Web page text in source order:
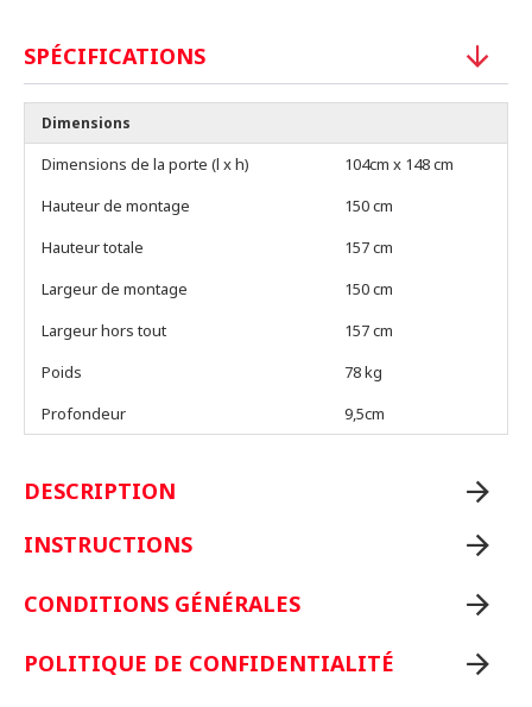
SPÉCIFICATIONS
Dimensions
Dimensions de la porte (l x h)
104cm x 148 cm
Hauteur de montage
150 cm
Hauteur totale
157 cm
Largeur de montage
150 cm
Largeur hors tout
157 cm
Poids
78 kg
Profondeur
9,5cm
DESCRIPTION
INSTRUCTIONS
CONDITIONS GÉNÉRALES
POLITIQUE DE CONFIDENTIALITÉ